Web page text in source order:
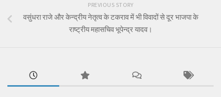
PREVIOUS STORY
वसुंधरा राजे और केन्द्रीय नेतृत्व के टकराव में भी विवादों से दूर भाजपा के
राष्ट्रीय महासचिव भूपेन्द्र यादव।